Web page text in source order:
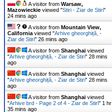
A visitor from Warsaw,
Mazowieckie viewed "Stiri - Ziar de Stiri"
24 mins ago
A visitor from Mountain View,
California viewed "Arhive gheorghiță, -
Ziar de Stiri" 26 mins ago
A visitor from Shanghai viewed
"Arhive gheorghiță, - Ziar de Stiri" 28 mins
ago
A visitor from Shanghai viewed
"Arhive gheorghiță, - Ziar de Stiri" 28 mins
ago
A visitor from Shanghai viewed
"Arhive brd - Page 2 of 4 - Ziar de Stiri" 1 hr
35 mins ago